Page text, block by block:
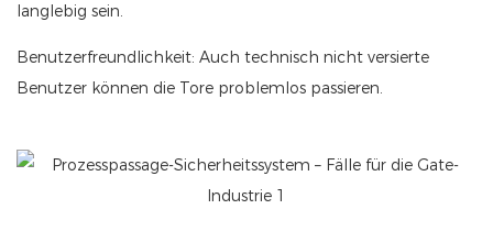
langlebig sein.
Benutzerfreundlichkeit: Auch technisch nicht versierte
Benutzer können die Tore problemlos passieren.